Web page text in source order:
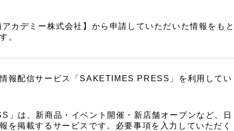
カデミー株式会社】から申請していただいた情報をもと
。
報配信サービス「SAKETIMES PRESS」を利用してい
」は、新商品・イベント開催・新店舗オープンなど、日
を掲載するサービスです。必要事項を入力していただく